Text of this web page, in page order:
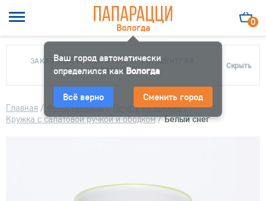
Вологда
Ваш город автоматически
определился как Вологда
Всё верно Сменить город
0
ЗАКАЗ МОЖНО ЗАБРАТЬ В 10 ФОТОЦЕНТРАХ
ПАПАРАЦЦИ
Скрыть
Главная / Фотосувениры/ Печать на кружке/
Кружка с салатовой ручкой и ободком/ Белый снег